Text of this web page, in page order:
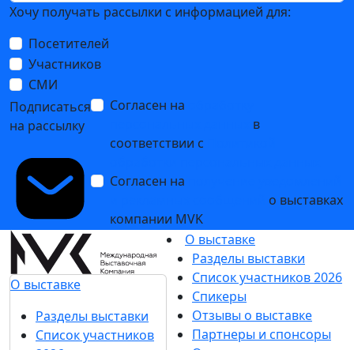
новых партнеров среди крупнейших компаний
18 января 2018
PCVExpo 2017: выставочная экспозиция более 150
компаний и обширная деловая программа
23 октября 2017
Подпишитесь на нашу рассылку
Ценим ваше время, поэтому будем присылать
только важные новости выставки и
спецпредложения.
Хочу получать рассылки с информацией для: